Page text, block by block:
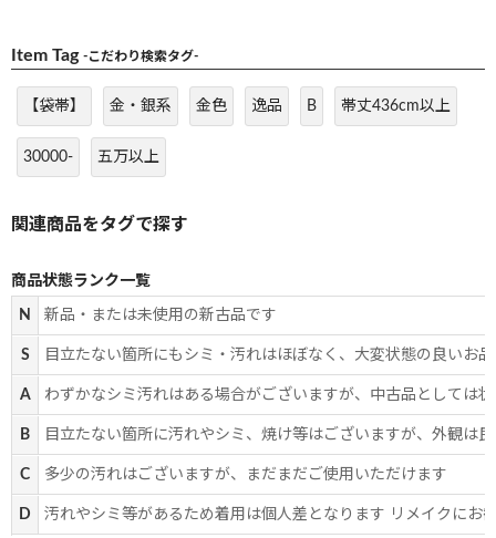
Item Tag -こだわり検索タグ-
【袋帯】 金・銀系 金色 逸品 B 帯丈436cm以上
30000- 五万以上
商品状態ランク一覧
N 新品・または未使用の新古品です
S 目立たない箇所にもシミ・汚れはほぼなく、大変状態の良いお
A わずかなシミ汚れはある場合がございますが、中古品としては
B 目立たない箇所に汚れやシミ、焼け等はございますが、外観は
C 多少の汚れはございますが、まだまだご使用いただけます
D 汚れやシミ等があるため着用は個人差となります リメイクにお